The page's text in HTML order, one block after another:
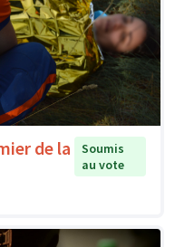
de la
Soumis
au vote